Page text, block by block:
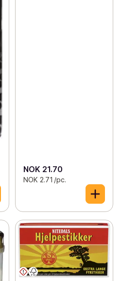
NOK 21.70
NOK 2.71 /pc.